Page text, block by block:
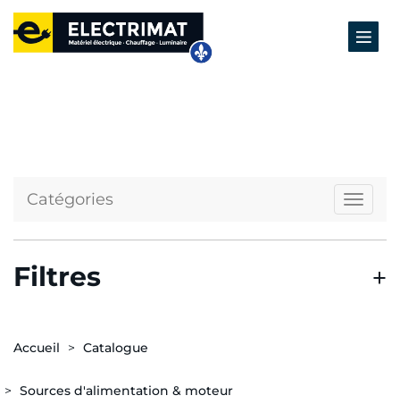
Catégories
Filtres
Accueil Catalogue
Sources d'alimentation & moteur